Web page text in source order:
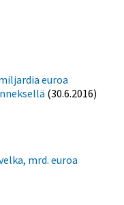
euroa
(30.6.2016)
mrd. euroa